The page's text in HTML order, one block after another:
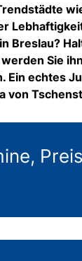
Breslau?
Sie
Ein echtes
von